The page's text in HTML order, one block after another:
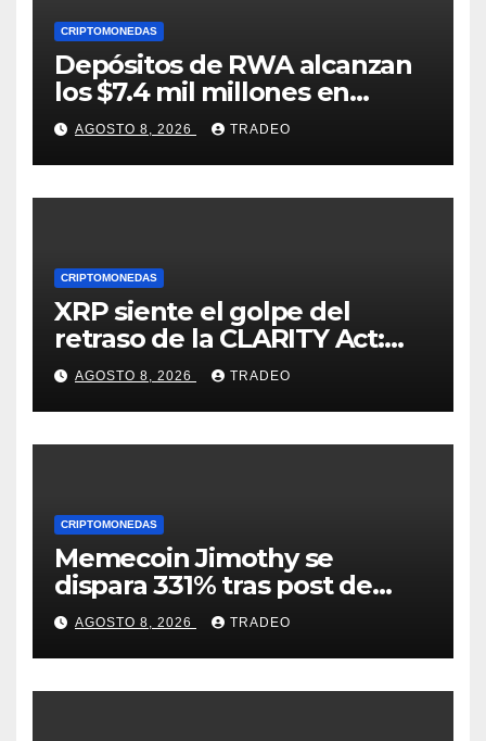
CRIPTOMONEDAS
Depósitos de RWA alcanzan
los $7.4 mil millones en
medio de la caída de DeFi
AGOSTO 8, 2026 TRADEO
CRIPTOMONEDAS
XRP siente el golpe del
retraso de la CLARITY Act:
¿Podrá mantenerse por
encima de $1?
AGOSTO 8, 2026 TRADEO
CRIPTOMONEDAS
Memecoin Jimothy se
dispara 331% tras post de
Elon Musk sobre un
mapache
AGOSTO 8, 2026 TRADEO